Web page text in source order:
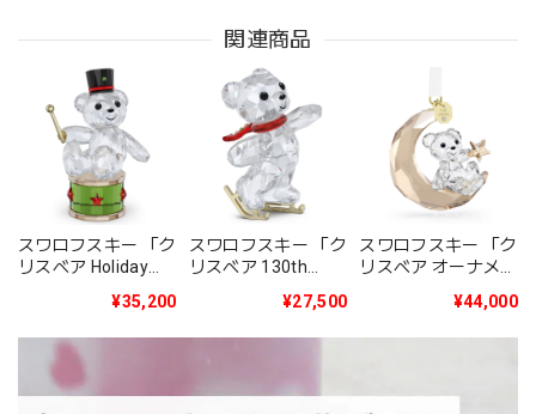
関連商品
スワロフスキー 「ク
リスベア Holiday
品」5701510¥35,200
スワロフスキー 「ク
リスベア 130th
¥27,500
スワロフスキー 「ク
リスベア オーナメン
産品」5701830¥44,000